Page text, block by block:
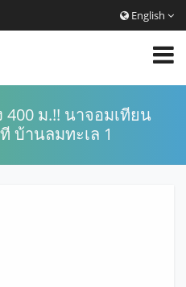
English
400 ม.!! นาจอมเทียน
บ้านลมทะเล 1